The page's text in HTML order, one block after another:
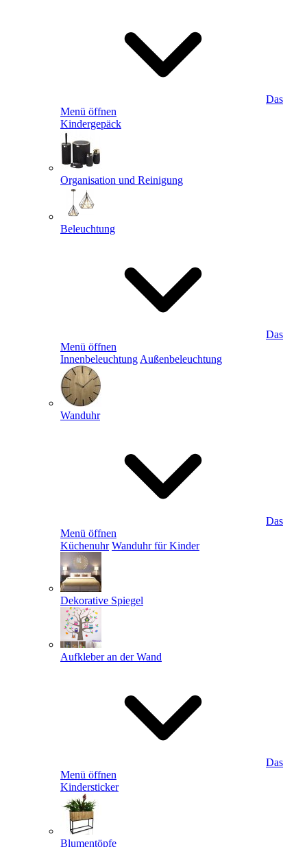
Das
Menü öffnen
Kindergepäck
Organisation und Reinigung
Beleuchtung
Das
Menü öffnen
Innenbeleuchtung Außenbeleuchtung
Wanduhr
Das
Menü öffnen
Küchenuhr Wanduhr für Kinder
Dekorative Spiegel
Aufkleber an der Wand
Das
Menü öffnen
Kindersticker
Blumentöpfe